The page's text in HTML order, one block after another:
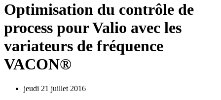
Optimisation du contrôle de
process pour Valio avec les
variateurs de fréquence
VACON®
jeudi 21 juillet 2016